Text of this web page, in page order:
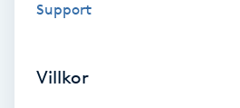
Support
Villkor